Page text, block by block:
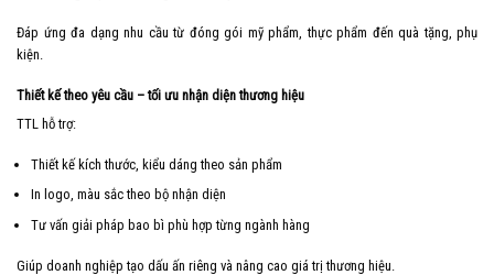
Đáp ứng đa dạng nhu cầu từ đóng gói mỹ phẩm, thực phẩm đến quà tặng, phụ
kiện.
Thiết kế theo yêu cầu – tối ưu nhận diện thương hiệu
TTL hỗ trợ:
Thiết kế kích thước, kiểu dáng theo sản phẩm
In logo, màu sắc theo bộ nhận diện
Tư vấn giải pháp bao bì phù hợp từng ngành hàng
Giúp doanh nghiệp tạo dấu ấn riêng và nâng cao giá trị thương hiệu.